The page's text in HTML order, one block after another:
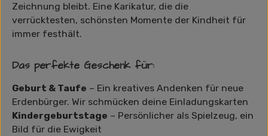
Zeichnung bleibt. Eine Karikatur, die die
verrücktesten, schönsten Momente der Kindheit für
immer festhält.
Das perfekte Geschenk für:
Geburt & Taufe – Ein kreatives Andenken für neue
Erdenbürger. Wir schmücken deine Einladungskarten
Kindergeburtstage – Persönlicher als Spielzeug, ein
Bild für die Ewigkeit